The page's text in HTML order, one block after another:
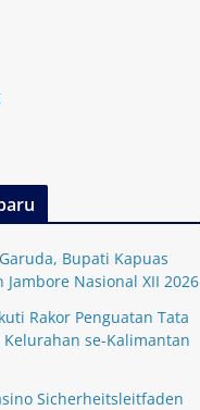
Bupati Kapuas
Jambore Nasional XII 2026
Rakor Penguatan Tata
Kelurahan se-Kalimantan
Sicherheitsleitfaden